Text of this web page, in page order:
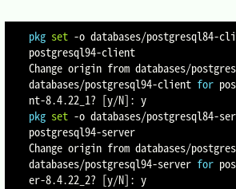
pkg set -o databases/postgresql84-
postgresql94-client
Change origin from databases/
databases/postgresql94-client for
nt-8.4.22_1? [y/N]
pkg set -o databases/postgresql84-
postgresql94-server
Change origin from databases/
databases/postgresql94-server for
er-8.4.22_2? [y/N]